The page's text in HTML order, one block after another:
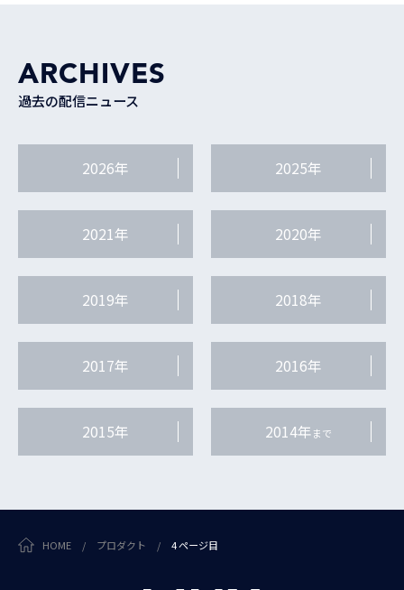
ARCHIVES
過去の配信ニュース
2026年 2025年
2021年 2020年
2019年 2018年
2017年 2016年
2015年 2014年まで
HOME / プロダクト / 4 ページ目